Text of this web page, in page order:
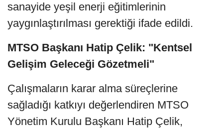
sanayide yeşil enerji eğitimlerinin
yaygınlaştırılması gerektiği ifade edildi.
MTSO Başkanı Hatip Çelik: "Kentsel
Gelişim Geleceği Gözetmeli"
Çalışmaların karar alma süreçlerine
sağladığı katkıyı değerlendiren MTSO
Yönetim Kurulu Başkanı Hatip Çelik,